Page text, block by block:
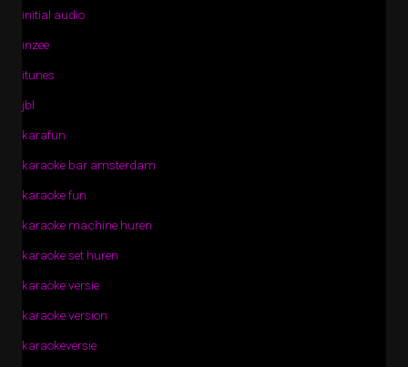
initial audio
inzee
itunes
jbl
karafun
karaoke bar amsterdam
karaoke fun
karaoke machine huren
karaoke set huren
karaoke versie
karaoke version
karaokeversie